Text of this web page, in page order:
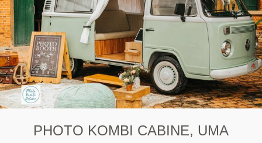
PHOTO KOMBI CABINE, UMA